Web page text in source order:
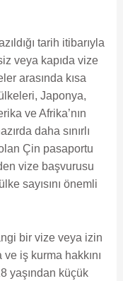
tarih itibarıyla
veya kapıda vize
arasında kısa
Japonya,
ve Afrika’nın
daha sınırlı
Çin pasaportu
vize başvurusu
sayısını önemli
bir vize veya izin
ve iş kurma hakkını
yaşından küçük